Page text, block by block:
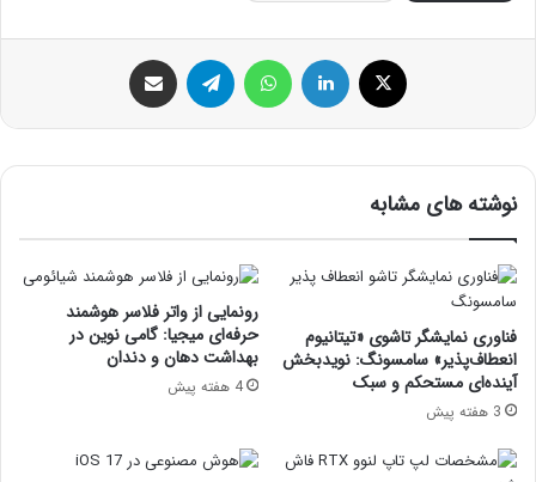
ایکس لینکداین تلگرام
نوشته های مشابه
فناوری نمایشگر تاشوی «تیتانیوم
انعطاف‌پذیر» سامسونگ: نویدبخش
آینده‌ای مستحکم و سبک
3 هفته پیش
رونمایی از واتر فلاسر هوشمند
حرفه‌ای میجیا: گامی نوین در
بهداشت دهان و دندان
4 هفته پیش